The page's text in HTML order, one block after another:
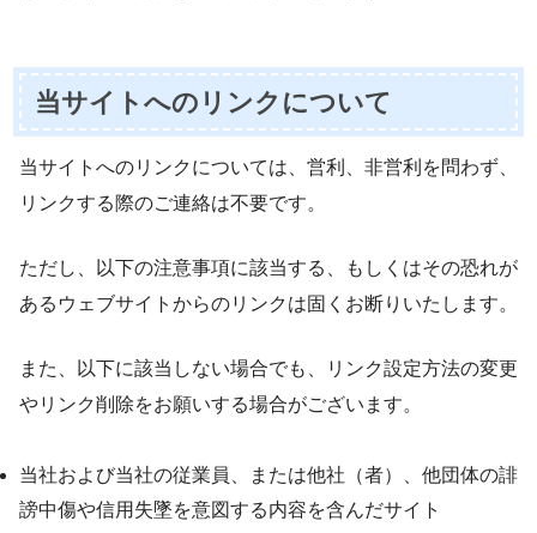
当サイトへのリンクについて
当サイトへのリンクについては、営利、非営利を問わず、
リンクする際のご連絡は不要です。
ただし、以下の注意事項に該当する、もしくはその恐れが
あるウェブサイトからのリンクは固くお断りいたします。
また、以下に該当しない場合でも、リンク設定方法の変更
やリンク削除をお願いする場合がございます。
当社および当社の従業員、または他社（者）、他団体の誹
謗中傷や信用失墜を意図する内容を含んだサイト